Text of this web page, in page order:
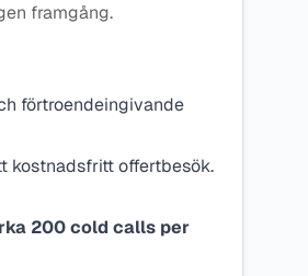
framgång.
förtroendeingivande
kostnadsfritt offertbesök.
200 cold calls per